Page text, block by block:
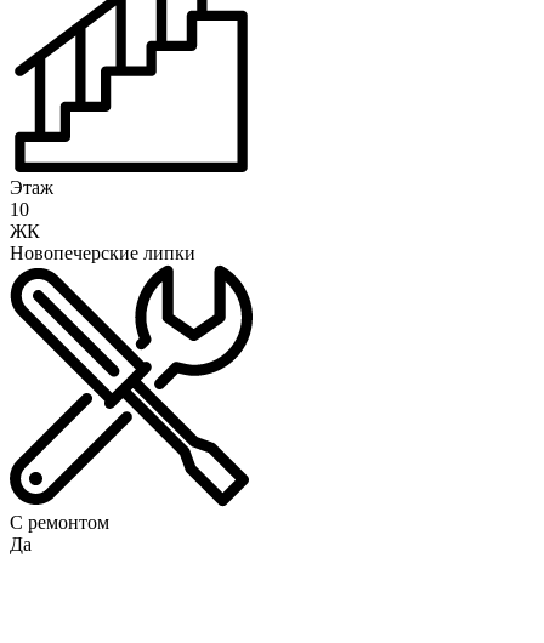
Этаж
10
ЖК
Новопечерские липки
С ремонтом
Да